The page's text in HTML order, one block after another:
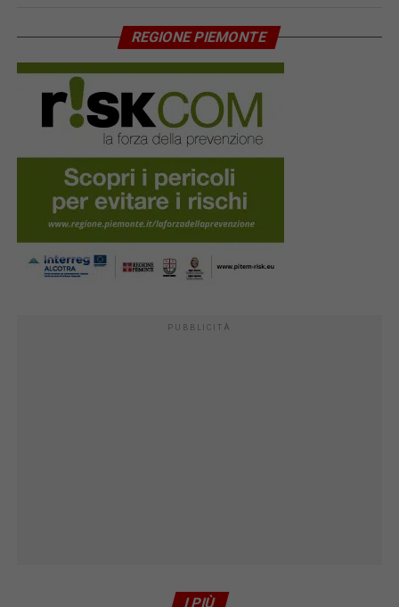
REGIONE PIEMONTE
PUBBLICITÀ
I PIÙ